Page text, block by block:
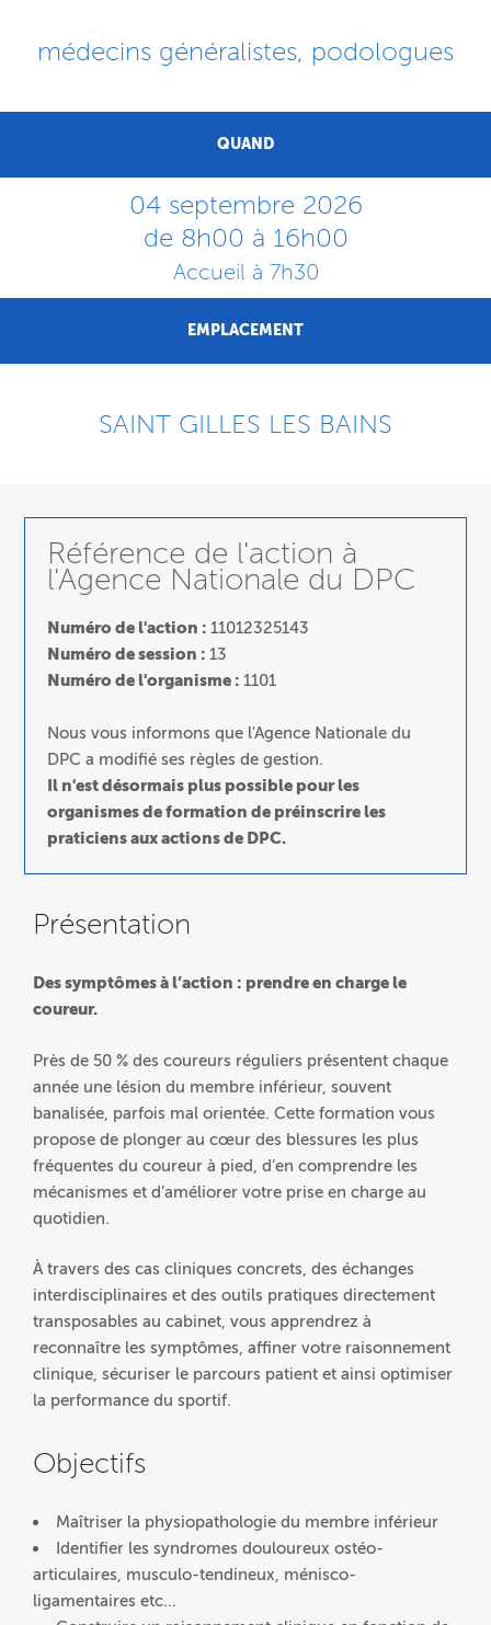
médecins généralistes, podologues
QUAND
04 septembre 2026
de 8h00 à 16h00
Accueil à 7h30
EMPLACEMENT
SAINT GILLES LES BAINS
Référence de l'action à
l'Agence Nationale du DPC
Numéro de l'action :11012325143
Numéro de session :13
Numéro de l'organisme :1101
Nous vous informons que l'Agence Nationale du
DPC a modifié ses règles de gestion.
Il n'est désormais plus possible pour les
organismes de formation de préinscrire les
praticiens aux actions de DPC.
Présentation
Des symptômes à l’action : prendre en charge le
coureur.
Près de 50 % des coureurs réguliers présentent chaque
année une lésion du membre inférieur, souvent
banalisée, parfois mal orientée. Cette formation vous
propose de plonger au cœur des blessures les plus
fréquentes du coureur à pied, d’en comprendre les
mécanismes et d’améliorer votre prise en charge au
quotidien.
À travers des cas cliniques concrets, des échanges
interdisciplinaires et des outils pratiques directement
transposables au cabinet, vous apprendrez à
reconnaître les symptômes, affiner votre raisonnement
clinique, sécuriser le parcours patient et ainsi optimiser
la performance du sportif.
Objectifs
Maîtriser la physiopathologie du membre inférieur
Identifier les syndromes douloureux ostéo-
articulaires, musculo-tendineux, ménisco-
ligamentaires etc…